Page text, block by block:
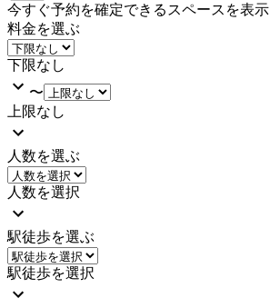
今すぐ予約を確定できるスペースを表示
料金を選ぶ
下限なし
〜
上限なし
人数を選ぶ
人数を選択
駅徒歩を選ぶ
駅徒歩を選択